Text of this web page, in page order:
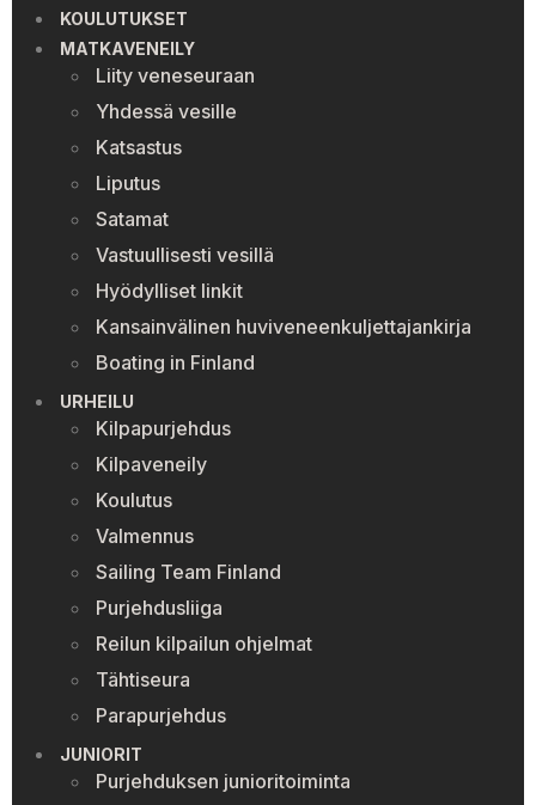
KOULUTUKSET
MATKAVENEILY
Liity veneseuraan
Yhdessä vesille
Katsastus
Liputus
Satamat
Vastuullisesti vesillä
Hyödylliset linkit
Kansainvälinen huviveneenkuljettajankirja
Boating in Finland
URHEILU
Kilpapurjehdus
Kilpaveneily
Koulutus
Valmennus
Sailing Team Finland
Purjehdusliiga
Reilun kilpailun ohjelmat
Tähtiseura
Parapurjehdus
JUNIORIT
Purjehduksen junioritoiminta